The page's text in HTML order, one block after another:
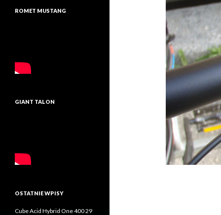
ROMET MUSTANG
GIANT TALON
OSTATNIE WPISY
Cube Acid Hybrid One 400 29